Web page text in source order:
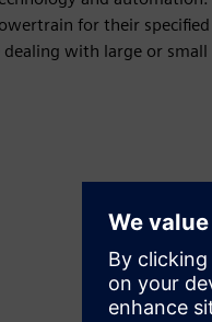
for their
with large or